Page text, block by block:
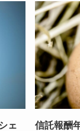
ェ
信託報酬